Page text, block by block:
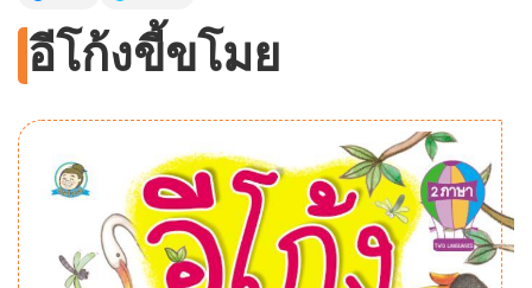
อีโก้งขี้ขโมย